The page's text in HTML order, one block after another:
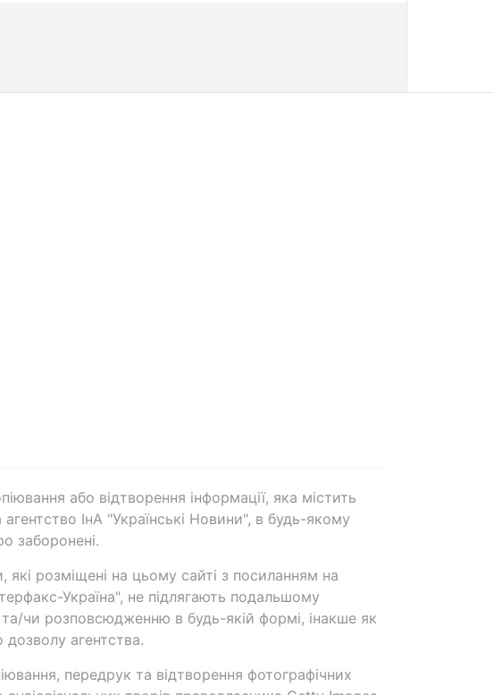
або відтворення інформації, яка містить
ІнА "Українські Новини", в будь-якому
заборонені.
які розміщені на цьому сайті з посиланням на
Україна", не підлягають подальшому
чи розповсюдженню в будь-якій формі, інакше як
дозволу агентства.
передрук та відтворення фотографічних